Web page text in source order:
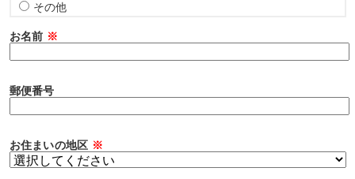
その他
お名前 ※
郵便番号
お住まいの地区 ※